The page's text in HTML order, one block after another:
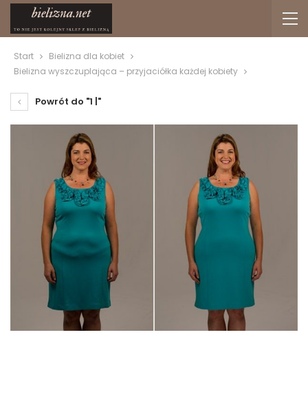
Start
Bielizna dla kobiet
Bielizna wyszczuplająca – przyjaciółka każdej kobiety
Powrót do "1 |"